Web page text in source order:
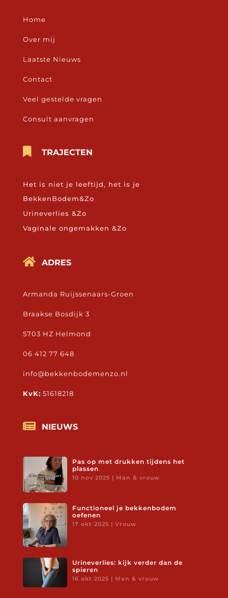
Home
Over mij
Laatste Nieuws
Contact
Veel gestelde vragen
Consult aanvragen
TRAJECTEN
Het is niet je leeftijd, het is je
BekkenBodem&Zo
Urineverlies &Zo
Vaginale ongemakken &Zo
 ADRES
Armanda Ruijssenaars-Groen
Braakse Bosdijk 3
5703 HZ Helmond
06 412 77 648
info@bekkenbodemenzo.nl
KvK: 51618218
 NIEUWS
Pas op met drukken tijdens het
plassen
10 nov 2025 | Man & vrouw
Functioneel je bekkenbodem
oefenen
17 okt 2025 | Vrouw
Urineverlies: kijk verder dan de
spieren
16 okt 2025 | Man & vrouw